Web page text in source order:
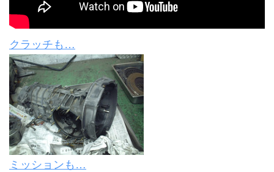
クラッチも…
ミッションも…